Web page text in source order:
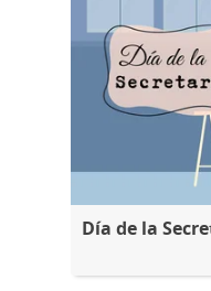
Día de la